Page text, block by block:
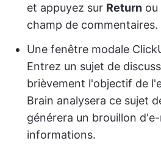
et appuyez sur Return ou
champ de commentaires.
Une fenêtre modale
Entrez un sujet de
brièvement l'objectif de
Brain analysera ce sujet
générera un brouillon
informations.